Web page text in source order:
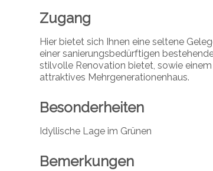
Zugang
Hier bietet sich Ihnen eine seltene
einer sanierungsbedürftigen
stilvolle Renovation bietet, sowie
attraktives Mehrgenerationenhaus.
Besonderheiten
Idyllische Lage im Grünen
Bemerkungen